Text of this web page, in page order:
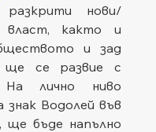
нови/
власт, както и
и зад
ще се развие с
На лично ниво
Водолей във
бъде напълно